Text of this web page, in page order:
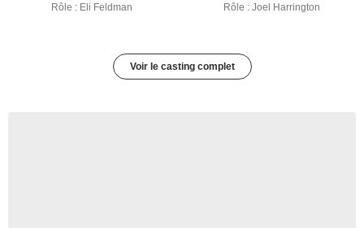
Rôle : Eli Feldman Rôle : Joel Harrington
Voir le casting complet